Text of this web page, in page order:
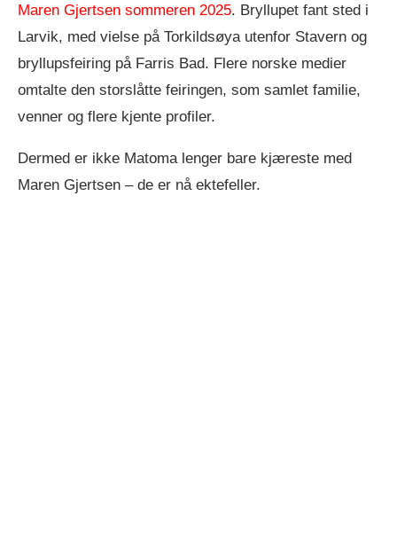
Maren Gjertsen sommeren 2025. Bryllupet fant sted i
Larvik, med vielse på Torkildsøya utenfor Stavern og
bryllupsfeiring på Farris Bad. Flere norske medier
omtalte den storslåtte feiringen, som samlet familie,
venner og flere kjente profiler.
Dermed er ikke Matoma lenger bare kjæreste med
Maren Gjertsen – de er nå ektefeller.